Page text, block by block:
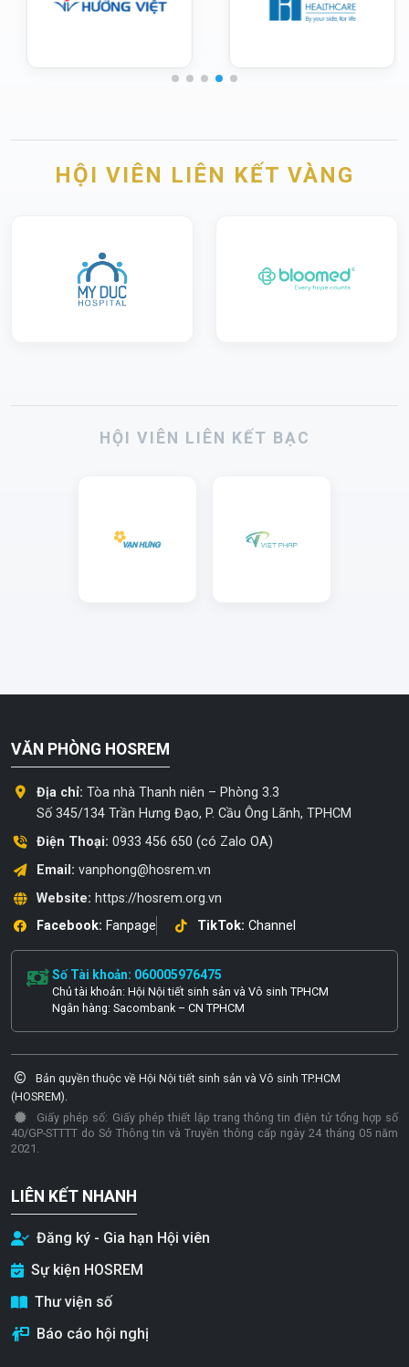
HỘI VIÊN LIÊN KẾT VÀNG
HỘI VIÊN LIÊN KẾT BẠC
VĂN PHÒNG HOSREM
Địa chỉ: Tòa nhà Thanh niên – Phòng 3.3
Số 345/134 Trần Hưng Đạo, P. Cầu Ông Lãnh, TPHCM
Điện Thoại: 0933 456 650 (có Zalo OA)
Email: vanphong@hosrem.vn
Website: https://hosrem.org.vn
Facebook: Fanpage TikTok: Channel
Số Tài khoản: 060005976475
Chủ tài khoản: Hội Nội tiết sinh sản và Vô sinh TPHCM
Ngân hàng: Sacombank – CN TPHCM
Bản quyền thuộc về Hội Nội tiết sinh sản và Vô sinh TP.HCM
(HOSREM).
Giấy phép số: Giấy phép thiết lập trang thông tin điện tử tổng hợp số
40/GP-STTTT do Sở Thông tin và Truyền thông cấp ngày 24 tháng 05 năm
2021.
LIÊN KẾT NHANH
Đăng ký - Gia hạn Hội viên
Sự kiện HOSREM
Thư viện số
Báo cáo hội nghị